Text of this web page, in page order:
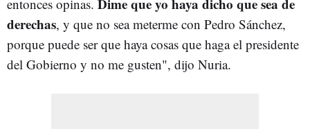
entonces opinas. Dime que yo haya dicho que sea de
derechas, y que no sea meterme con Pedro Sánchez,
porque puede ser que haya cosas que haga el presidente
del Gobierno y no me gusten", dijo Nuria.